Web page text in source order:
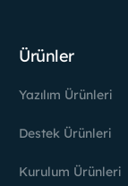
Ürünler
Yazılım Ürünleri
Destek Ürünleri
Kurulum Ürünleri